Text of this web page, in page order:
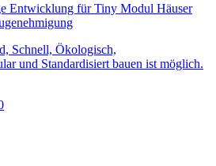
Entwicklung für Tiny Modul Häuser
Schnell, Ökologisch,
und Standardisiert bauen ist möglich.